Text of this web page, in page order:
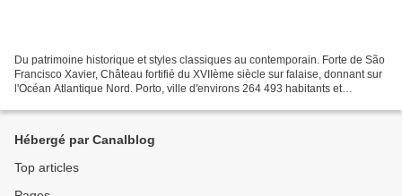
Du patrimoine historique et styles classiques au contemporain. Forte de São
Francisco Xavier, Château fortifié du XVIIème siècle sur falaise, donnant sur
l'Océan Atlantique Nord. Porto, ville d'environs 264 493 habitants et
Hébergé par Canalblog
Top articles